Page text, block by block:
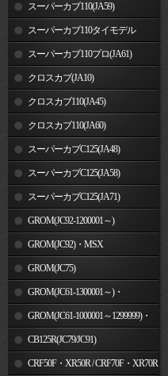
スーパーカブ110(JA59)
スーパーカブ110タイモデル
(MLHJA56)
スーパーカブ110プロ(JA61)
クロスカブ(JA10)
クロスカブ110(JA45)
クロスカブ110(JA60)
スーパーカブC125(JA48)
スーパーカブC125(JA58)
スーパーカブC125(JA71)
GROM(JC92-1200001～)
GROM(JC92)・MSX
GROM(MLHJC92)
GROM(JC75)
GROM(JC61-1300001～)・
MSX125SF
GROM(JC61-1000001～1299999)・
MSX125CB125R(JC79/JC91)
CRF50F・XR50R / CRF70F・XR70R